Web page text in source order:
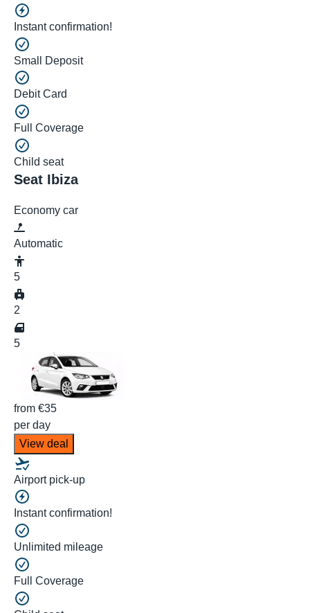
Instant confirmation!
Small Deposit
Debit Card
Full Coverage
Child seat
Seat Ibiza
Economy car
Automatic
5
2
5
from €35
per day
View deal
Airport pick-up
Instant confirmation!
Unlimited mileage
Full Coverage